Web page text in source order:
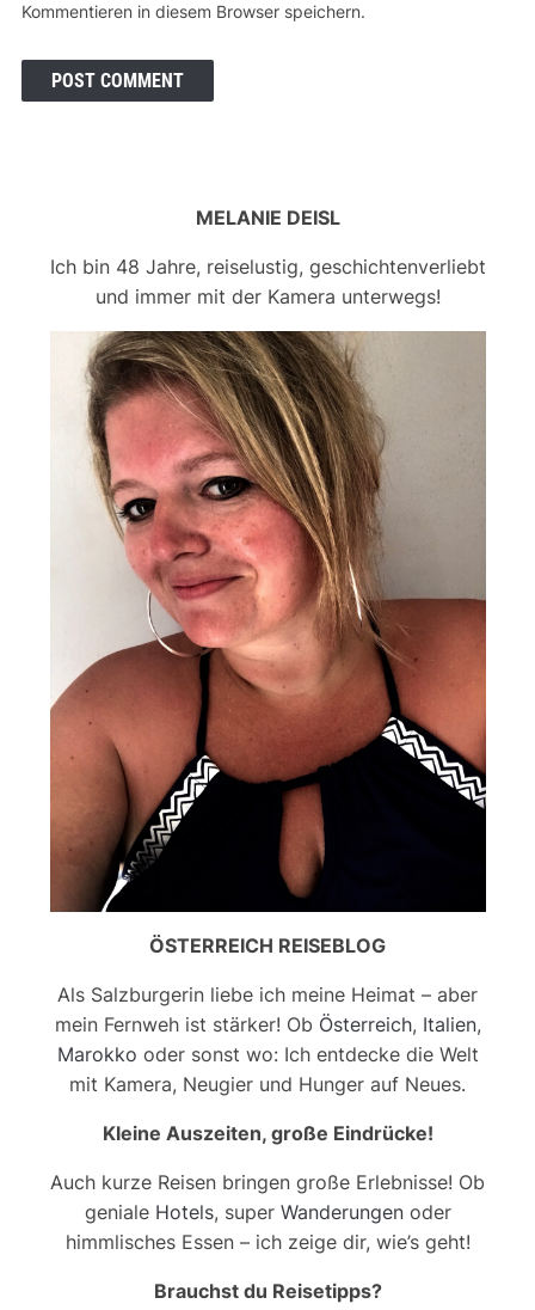
Kommentieren in diesem Browser speichern.
MELANIE DEISL
Ich bin 48 Jahre, reiselustig, geschichtenverliebt
und immer mit der Kamera unterwegs!
ÖSTERREICH REISEBLOG
Als Salzburgerin liebe ich meine Heimat – aber
mein Fernweh ist stärker! Ob Österreich, Italien,
Marokko oder sonst wo: Ich entdecke die Welt
mit Kamera, Neugier und Hunger auf Neues.
Kleine Auszeiten, große Eindrücke!
Auch kurze Reisen bringen große Erlebnisse! Ob
geniale Hotels, super Wanderungenoder
himmlisches Essen – ich zeige dir, wie’s geht!
Brauchst du Reisetipps?